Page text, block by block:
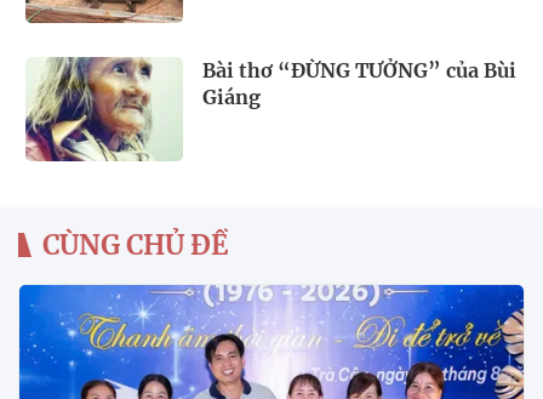
Bài thơ “ĐỪNG TƯỞNG” của Bùi
Giáng
CÙNG CHỦ ĐỀ